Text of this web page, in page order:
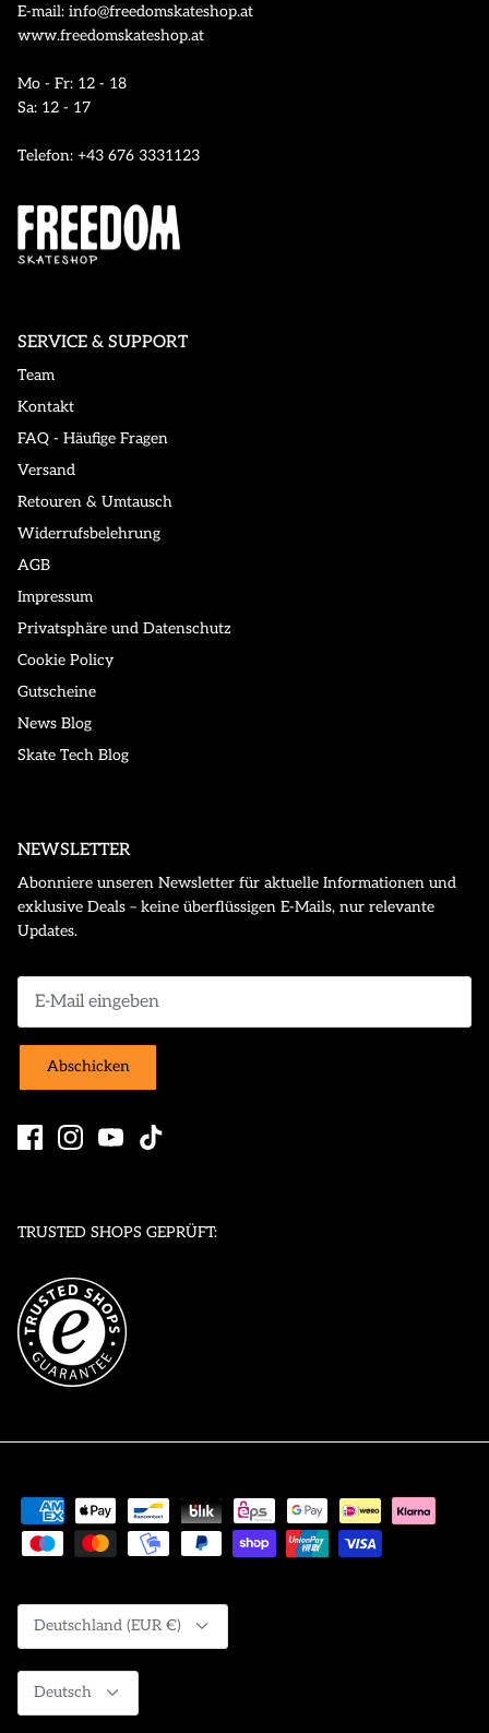
E-mail: info@freedomskateshop.at
www.freedomskateshop.at
Mo - Fr: 12 - 18
Sa: 12 - 17
Telefon: +43 676 3331123
SERVICE & SUPPORT
Team
Kontakt
FAQ - Häufige Fragen
Versand
Retouren & Umtausch
Widerrufsbelehrung
AGB
Impressum
Privatsphäre und Datenschutz
Cookie Policy
Gutscheine
News Blog
Skate Tech Blog
NEWSLETTER
Abonniere unseren Newsletter für aktuelle Informationen und
exklusive Deals – keine überflüssigen E-Mails, nur relevante
Updates.
Abschicken
TRUSTED SHOPS GEPRÜFT:
Währung
Deutschland (EUR €)
Sprache
Deutsch